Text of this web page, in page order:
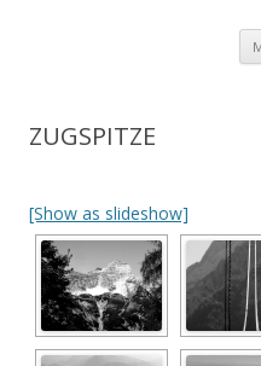
ZUGSPITZE
[Show as slideshow]